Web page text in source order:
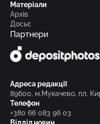
Матеріали
Архів
Досьє
Партнери
Адреса редакції
89600, м.Мукачево, пл.
Телефон
+380 66 083 96 03
Відділ новин